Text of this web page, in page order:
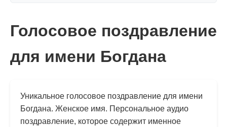
Голосовое поздравление
для имени Богдана
Уникальное голосовое поздравление для имени
Богдана. Женское имя. Персональное аудио
поздравление, которое содержит именное